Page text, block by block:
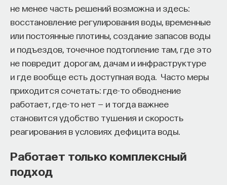
не менее часть решений возможна и здесь:
восстановление регулирования воды, временные
или постоянные плотины, создание запасов воды
и подъездов, точечное подтопление там, где это
не повредит дорогам, дачам и инфраструктуре
и где вообще есть доступная вода. Часто меры
приходится сочетать: где-то обводнение
работает, где-то нет — и тогда важнее
становится удобство тушения и скорость
реагирования в условиях дефицита воды.
Работает только комплексный
подход